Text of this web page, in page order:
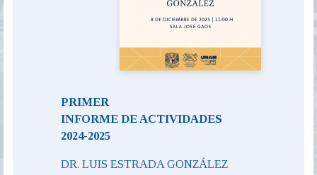
PRIMER
INFORME DE ACTIVIDADES
2024-2025
DR. LUIS ESTRADA GONZÁLEZ